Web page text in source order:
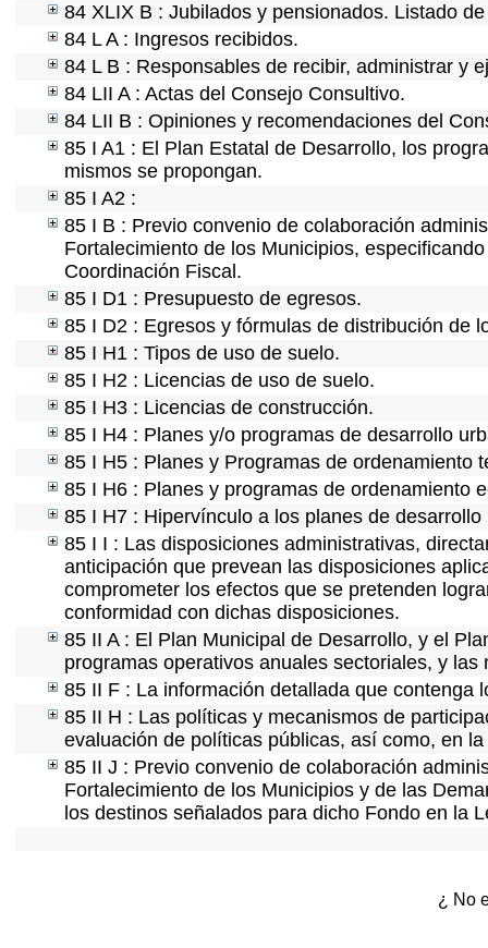
84 XLIX B : Jubilados y pensionados. Listado
84 L A : Ingresos recibidos.
84 L B : Responsables de recibir, administrar y
84 LII A : Actas del Consejo Consultivo.
84 LII B : Opiniones y recomendaciones del
85 I A1 : El Plan Estatal de Desarrollo, los
mismos se propongan.
85 I A2 :
85 I B : Previo convenio de colaboración
Fortalecimiento de los Municipios,
Coordinación Fiscal.
85 I D1 : Presupuesto de egresos.
85 I D2 : Egresos y fórmulas de distribución de
85 I H1 : Tipos de uso de suelo.
85 I H2 : Licencias de uso de suelo.
85 I H3 : Licencias de construcción.
85 I H4 : Planes y/o programas de desarrollo
85 I H5 : Planes y Programas de ordenamiento
85 I H6 : Planes y programas de ordenamiento
85 I H7 : Hipervínculo a los planes de desarrollo
85 I I : Las disposiciones administrativas,
anticipación que prevean las disposiciones
comprometer los efectos que se pretenden
conformidad con dichas disposiciones.
85 II A : El Plan Municipal de Desarrollo, y el
programas operativos anuales sectoriales, y
85 II F : La información detallada que contenga
85 II H : Las políticas y mecanismos de
evaluación de políticas públicas, así como, en
85 II J : Previo convenio de colaboración
Fortalecimiento de los Municipios y de las
los destinos señalados para dicho Fondo en la
¿ No